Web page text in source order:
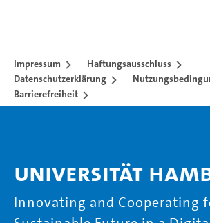
Impressum
Haftungsausschluss
Datenschutzerklärung
Barrierefreiheit
Universität
Innovating and Cooperating